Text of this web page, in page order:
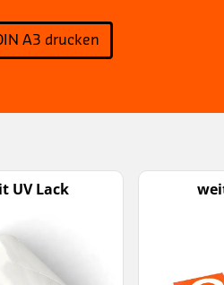
A3 drucken
UV Lack